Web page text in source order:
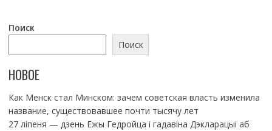
Поиск
Поиск
НОВОЕ
Как Менск стал Минском: зачем советская власть изменила
название, существовавшее почти тысячу лет
27 ліпеня — дзень Ежы Гедройца і гадавіна Дэкларацыі аб